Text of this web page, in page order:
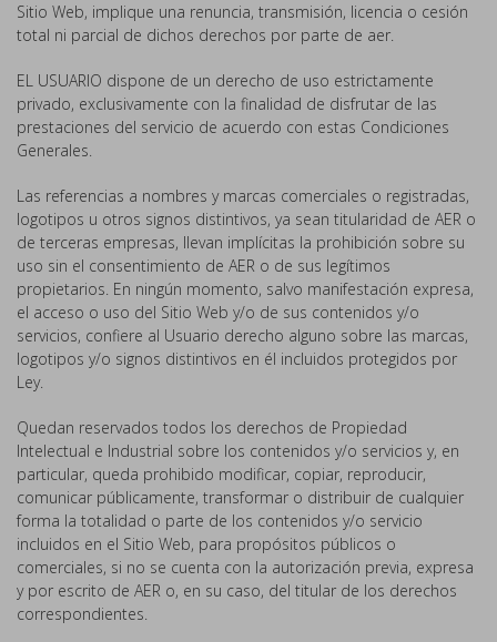
Sitio Web, implique una renuncia, transmisión, licencia o cesión
total ni parcial de dichos derechos por parte de aer.
EL USUARIO dispone de un derecho de uso estrictamente
privado, exclusivamente con la finalidad de disfrutar de las
prestaciones del servicio de acuerdo con estas Condiciones
Generales.
Las referencias a nombres y marcas comerciales o registradas,
logotipos u otros signos distintivos, ya sean titularidad de AER o
de terceras empresas, llevan implícitas la prohibición sobre su
uso sin el consentimiento de AER o de sus legítimos
propietarios. En ningún momento, salvo manifestación expresa,
el acceso o uso del Sitio Web y/o de sus contenidos y/o
servicios, confiere al Usuario derecho alguno sobre las marcas,
logotipos y/o signos distintivos en él incluidos protegidos por
Ley.
Quedan reservados todos los derechos de Propiedad
Intelectual e Industrial sobre los contenidos y/o servicios y, en
particular, queda prohibido modificar, copiar, reproducir,
comunicar públicamente, transformar o distribuir de cualquier
forma la totalidad o parte de los contenidos y/o servicio
incluidos en el Sitio Web, para propósitos públicos o
comerciales, si no se cuenta con la autorización previa, expresa
y por escrito de AER o, en su caso, del titular de los derechos
correspondientes.